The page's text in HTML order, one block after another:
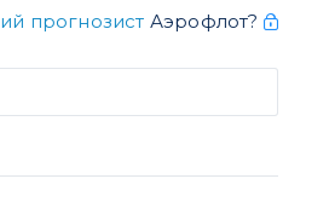
прогнозист Аэрофлот?